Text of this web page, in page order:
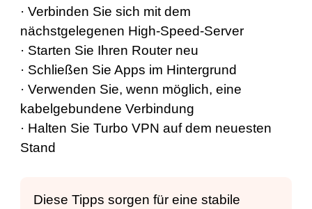
· Verbinden Sie sich mit dem
nächstgelegenen High-Speed-Server
· Starten Sie Ihren Router neu
· Schließen Sie Apps im Hintergrund
· Verwenden Sie, wenn möglich, eine
kabelgebundene Verbindung
· Halten Sie Turbo VPN auf dem neuesten
Stand
Diese Tipps sorgen für eine stabile